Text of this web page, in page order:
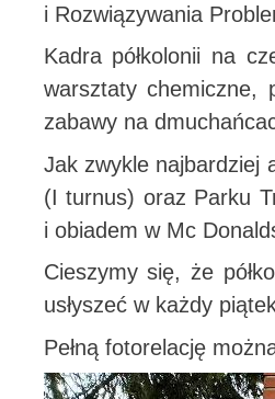
i Rozwiązywania
Kadra półkolonii na
warsztaty chemiczne,
zabawy na
Jak zwykle najbardziej
(I turnus) oraz Parku
i obiadem w Mc
Cieszymy się, że
usłyszeć w każdy
Pełną fotorelację